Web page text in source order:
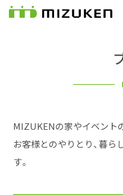
ま
MIZUKENの家やイベント
お客様とのやりとり、暮
す。